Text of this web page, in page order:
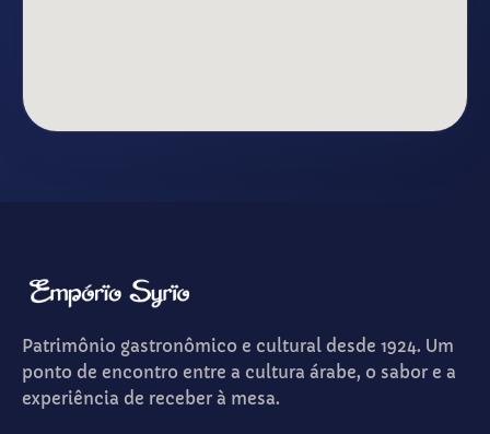
Patrimônio gastronômico e cultural desde 1924. Um
ponto de encontro entre a cultura árabe, o sabor e a
experiência de receber à mesa.